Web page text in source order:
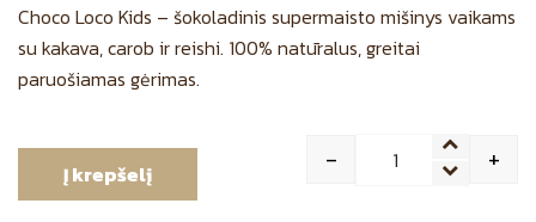
Choco Loco Kids – šokoladinis supermaisto mišinys vaikams
su kakava, carob ir reishi. 100% natūralus, greitai
paruošiamas gėrimas.
Quantity
- +
Į krepšelį